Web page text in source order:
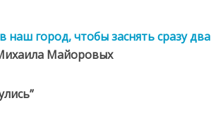
город, чтобы заснять сразу два
Майоровых